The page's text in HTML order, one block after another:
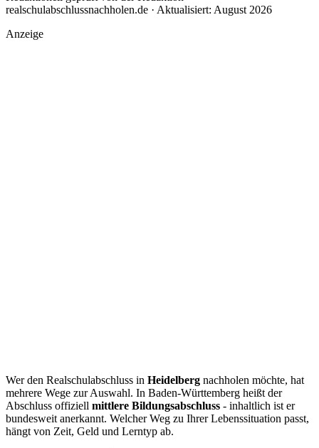
realschulabschlussnachholen.de · Aktualisiert: August 2026
Anzeige
Wer den Realschulabschluss in Heidelberg nachholen möchte, hat
mehrere Wege zur Auswahl. In Baden-Württemberg heißt der
Abschluss offiziell mittlere Bildungsabschluss - inhaltlich ist er
bundesweit anerkannt. Welcher Weg zu Ihrer Lebenssituation passt,
hängt von Zeit, Geld und Lerntyp ab.